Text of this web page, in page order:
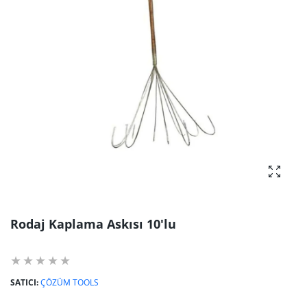
Rodaj Kaplama Askısı 10'lu
SATICI:ÇÖZÜM TOOLS